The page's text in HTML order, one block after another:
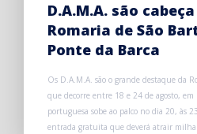
D.A.M.A. são
Romaria de São
Ponte da Barca
Os D.A.M.A. são o grande destaque da
que decorre entre 18 e 24 de agosto, em
portuguesa sobe ao palco no dia 20, às
entrada gratuita que deverá atrair